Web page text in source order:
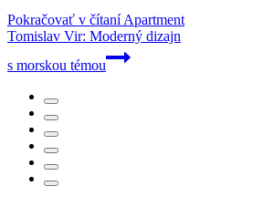
Pokračovať v čítaníApartment
Tomislav Vir: Moderný dizajn
s morskou témou